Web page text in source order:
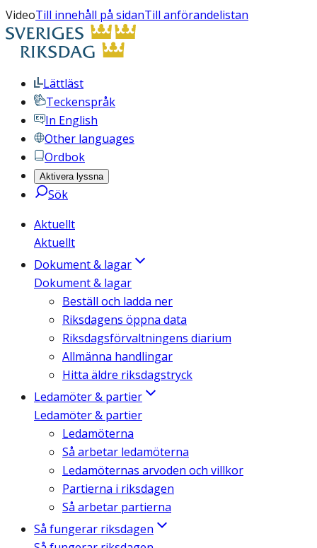
VideoTill innehåll på sidanTill anförandelistan
Lättläst
Teckenspråk
In English
Other languages
Ordbok
Aktivera lyssna
Sök
Aktuellt
Aktuellt
Dokument & lagar
Dokument & lagar
Beställ och ladda ner
Riksdagens öppna data
Riksdagsförvaltningens diarium
Allmänna handlingar
Hitta äldre riksdagstryck
Ledamöter & partier
Ledamöter & partier
Ledamöterna
Så arbetar ledamöterna
Ledamöternas arvoden och villkor
Partierna i riksdagen
Så arbetar partierna
Så fungerar riksdagen